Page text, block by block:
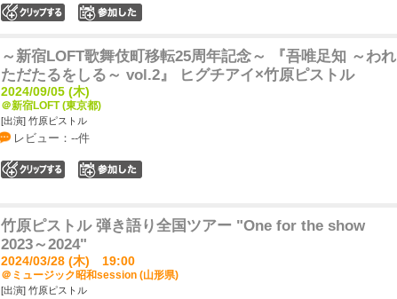
～新宿LOFT歌舞伎町移転25周年記念～ 『吾唯足知 ～われ
ただたるをしる～ vol.2』 ヒグチアイ×竹原ピストル
2024/09/05 (木)
＠新宿LOFT (東京都)
[出演] 竹原ピストル
レビュー：--件
竹原ピストル 弾き語り全国ツアー "One for the show
2023～2024"
2024/03/28 (木) 19:00
＠ミュージック昭和session (山形県)
[出演] 竹原ピストル